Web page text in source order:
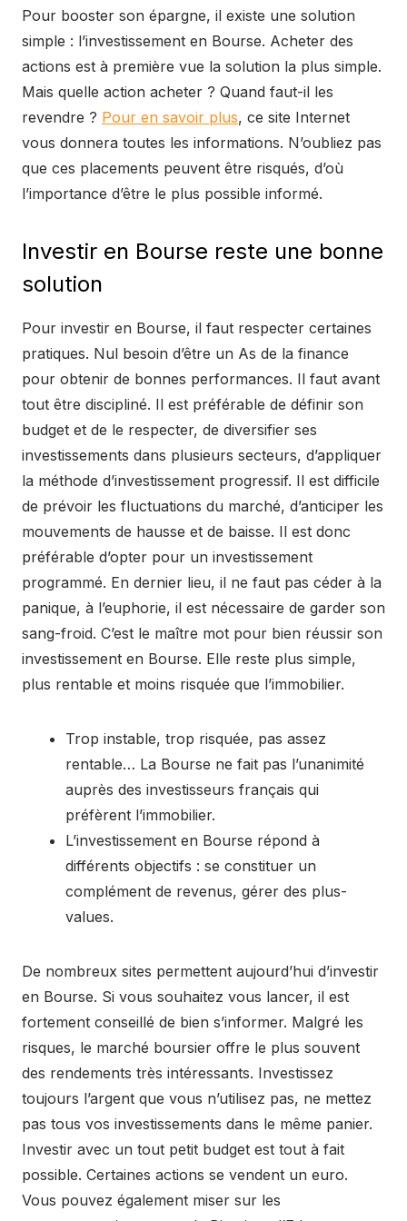
Pour booster son épargne, il existe une solution
simple : l’investissement en Bourse. Acheter des
actions est à première vue la solution la plus simple.
Mais quelle action acheter ? Quand faut-il les
revendre ? Pour en savoir plus, ce site Internet
vous donnera toutes les informations. N’oubliez pas
que ces placements peuvent être risqués, d’où
l’importance d’être le plus possible informé.
Investir en Bourse reste une bonne
solution
Pour investir en Bourse, il faut respecter certaines
pratiques. Nul besoin d’être un As de la finance
pour obtenir de bonnes performances. Il faut avant
tout être discipliné. Il est préférable de définir son
budget et de le respecter, de diversifier ses
investissements dans plusieurs secteurs, d’appliquer
la méthode d’investissement progressif. Il est difficile
de prévoir les fluctuations du marché, d’anticiper les
mouvements de hausse et de baisse. Il est donc
préférable d’opter pour un investissement
programmé. En dernier lieu, il ne faut pas céder à la
panique, à l’euphorie, il est nécessaire de garder son
sang-froid. C’est le maître mot pour bien réussir son
investissement en Bourse. Elle reste plus simple,
plus rentable et moins risquée que l’immobilier.
Trop instable, trop risquée, pas assez
rentable… La Bourse ne fait pas l’unanimité
auprès des investisseurs français qui
préfèrent l’immobilier.
L’investissement en Bourse répond à
différents objectifs : se constituer un
complément de revenus, gérer des plus-
values.
De nombreux sites permettent aujourd’hui d’investir
en Bourse. Si vous souhaitez vous lancer, il est
fortement conseillé de bien s’informer. Malgré les
risques, le marché boursier offre le plus souvent
des rendements très intéressants. Investissez
toujours l’argent que vous n’utilisez pas, ne mettez
pas tous vos investissements dans le même panier.
Investir avec un tout petit budget est tout à fait
possible. Certaines actions se vendent un euro.
Vous pouvez également miser sur les